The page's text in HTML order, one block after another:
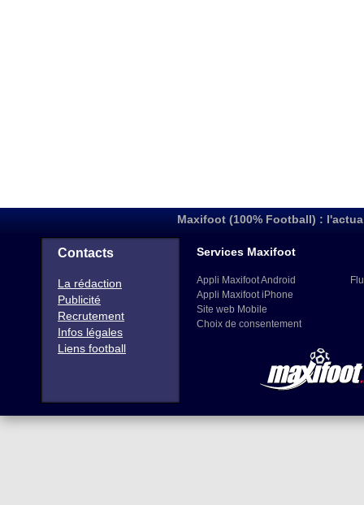
Maxifoot (100% Football) :
Contacts
La rédaction
Publicité
Recrutement
Infos légales
Liens football
Services Maxifoot
Appli Maxifoot Android
Appli Maxifoot iPhone
Site web Mobile
Choix de consentement